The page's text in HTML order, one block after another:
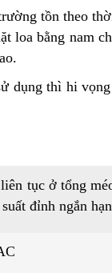
tồn theo
loa bằng nam
thì hi
tục ở tổng
đỉnh ngắn hạn